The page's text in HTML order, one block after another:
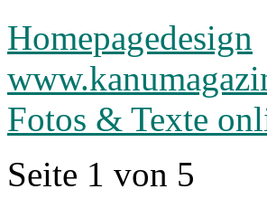
Homepagedesign
Fotos & Texte
Seite 1 von 5